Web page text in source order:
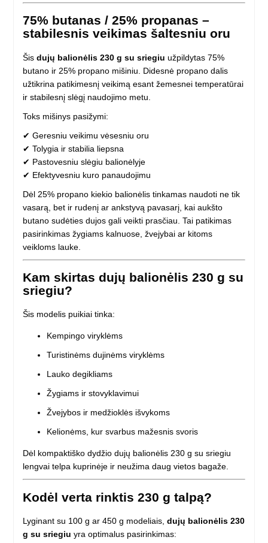
75% butanas / 25% propanas –
stabilesnis veikimas šaltesniu oru
Šisdujų balionėlis 230 g su sriegiu užpildytas 75%
butano ir 25% propano mišiniu. Didesnė propano dalis
užtikrina patikimesnį veikimą esant žemesnei temperatūrai
ir stabilesnį slėgį naudojimo metu.
Toks mišinys pasižymi:
✔ Geresniu veikimu vėsesniu oru
✔ Tolygia ir stabilia liepsna
✔ Pastovesniu slėgiu balionėlyje
✔ Efektyvesniu kuro panaudojimu
Dėl 25% propano kiekio balionėlis tinkamas naudoti ne tik
vasarą, bet ir rudenį ar ankstyvą pavasarį, kai aukšto
butano sudėties dujos gali veikti prasčiau. Tai patikimas
pasirinkimas žygiams kalnuose, žvejybai ar kitoms
veikloms lauke.
Kam skirtas dujų balionėlis 230 g su
sriegiu?
Šis modelis puikiai tinka:
Kempingo viryklėms
Turistinėms dujinėms viryklėms
Lauko degikliams
Žygiams ir stovyklavimui
Žvejybos ir medžioklės išvykoms
Kelionėms, kur svarbus mažesnis svoris
Dėl kompaktiško dydžio dujų balionėlis 230 g su sriegiu
lengvai telpa kuprinėje ir neužima daug vietos bagaže.
Kodėl verta rinktis 230 g talpą?
Lyginant su 100 g ar 450 g modeliais,dujų balionėlis 230
g su sriegiu yra optimalus pasirinkimas: